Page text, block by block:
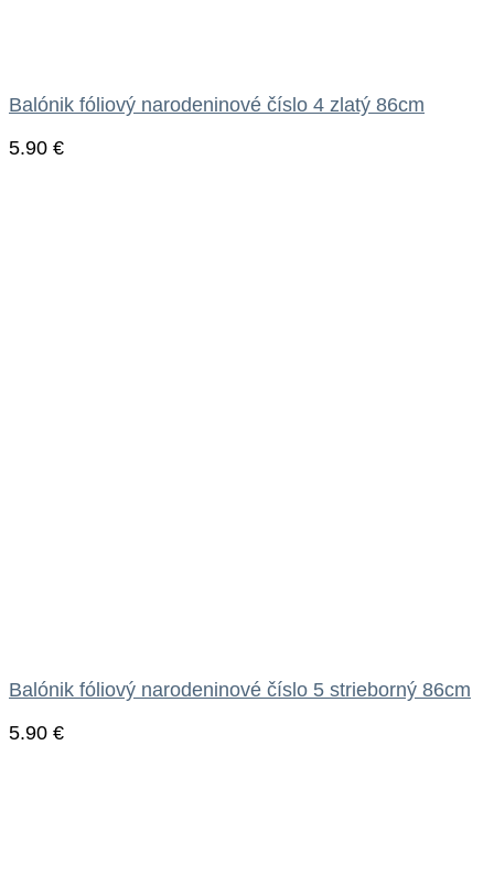
Balónik fóliový narodeninové číslo 4 zlatý 86cm
5.90 €
Balónik fóliový narodeninové číslo 5 strieborný 86cm
5.90 €